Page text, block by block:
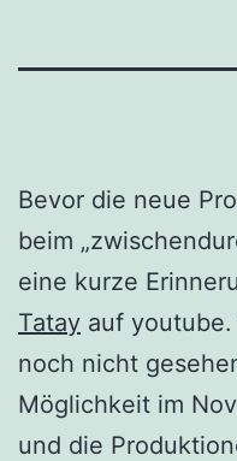
Bevor die neue
beim
eine kurze
Tatay auf
noch nicht
Möglichkeit im
und die